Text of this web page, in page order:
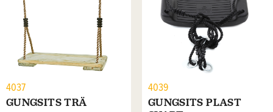
4037
GUNGSITS TRÄ
4039
GUNGSITS PLAST